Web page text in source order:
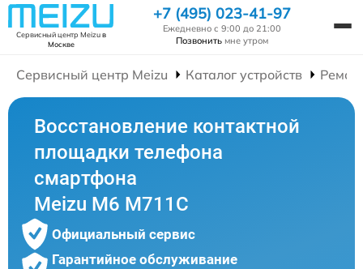
Сервисный центр Meizuв
Москве
+7 (495) 023-41-97
Ежедневно с 9:00 до 21:00
Позвонить мне утром
Сервисный центр Meizu Каталог устройств
Восстановление контактной
площадки телефона
смартфона
Meizu M6 M711C
Официальный сервис
Гарантийное обслуживание